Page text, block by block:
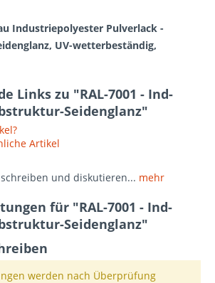
Industriepolyester Pulverlack -
UV-wetterbeständig,
Links zu "RAL-7001 - Ind-
Seidenglanz"
Artikel
und diskutieren... mehr
für "RAL-7001 - Ind-
Seidenglanz"
werden nach Überprüfung